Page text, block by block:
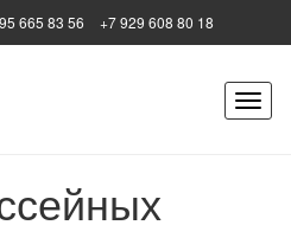
665 83 56 +7 929 608 80 18